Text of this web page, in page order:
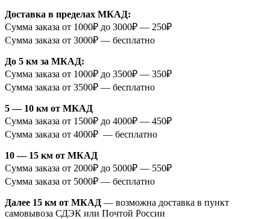
Доставка в пределах МКАД:
Сумма заказа от 1000₽ до 3000₽ — 250₽
Сумма заказа от 3000₽ — бесплатно
До 5 км за МКАД:
Сумма заказа от 1000₽ до 3500₽ — 350₽
Сумма заказа от 3500₽ — бесплатно
5 — 10 км от МКАД
Сумма заказа от 1500₽ до 4000₽ — 450₽
Сумма заказа от 4000₽ — бесплатно
10 — 15 км от МКАД
Сумма заказа от 2000₽ до 5000₽ — 550₽
Сумма заказа от 5000₽ — бесплатно
Далее 15 км от МКАД — возможна доставка в пункт
самовывоза СДЭК или Почтой России